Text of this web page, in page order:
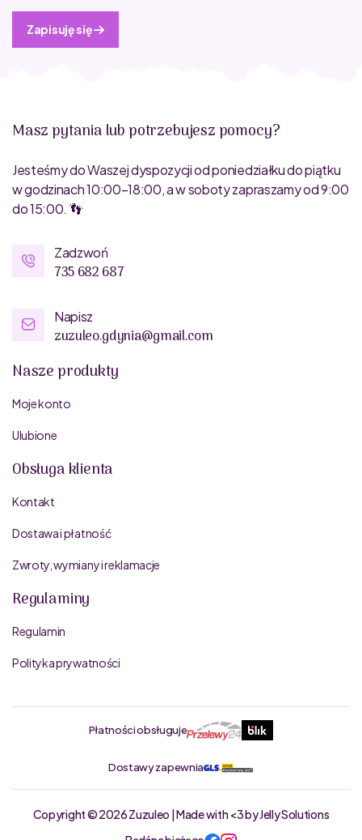
Zapisuję się
Masz pytania lub potrzebujesz pomocy?
Jesteśmy do Waszej dyspozycji od poniedziałku do piątku
w godzinach 10:00–18:00, a w soboty zapraszamy od 9:00
do 15:00. 👣
Zadzwoń
735 682 687
Napisz
zuzuleo.gdynia@gmail.com
Nasze produkty
Moje konto
Ulubione
Obsługa klienta
Kontakt
Dostawa i płatność
Zwroty, wymiany i reklamacje
Regulaminy
Regulamin
Polityka prywatności
Płatności obsługuje
Dostawy zapewnia
Copyright © 2026 Zuzuleo | Made with <3 by Jelly Solutions